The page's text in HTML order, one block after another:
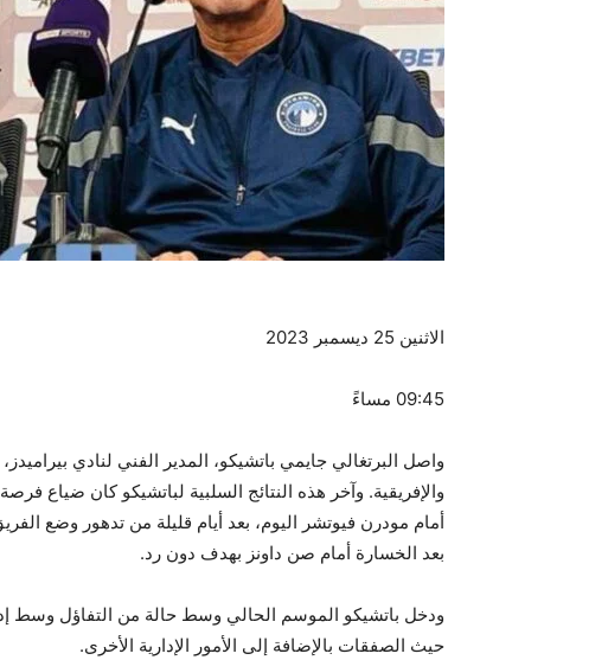
الاثنين 25 ديسمبر 2023
09:45 مساءً
واصل البرتغالي جايمي باتشيكو، المدير الفني لنادي
والإفريقية. وآخر هذه النتائج السلبية لباتشيكو كان ضياع
أمام مودرن فيوتشر اليوم، بعد أيام قليلة من تدهور وضع
بعد الخسارة أمام صن داونز بهدف دون رد.
ودخل باتشيكو الموسم الحالي وسط حالة من التفاؤل وسط
حيث الصفقات بالإضافة إلى الأمور الإدارية الأخرى.